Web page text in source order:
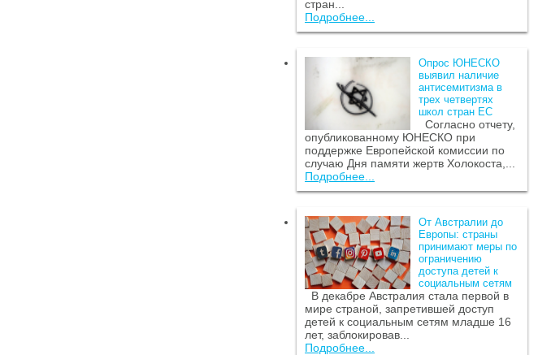
стран...
Подробнее...
Опрос ЮНЕСКО
выявил наличие
антисемитизма в
трех четвертях
школ стран ЕС
Согласно отчету,
опубликованному ЮНЕСКО при
поддержке Европейской комиссии по
случаю Дня памяти жертв Холокоста,...
Подробнее...
От Австралии до
Европы: страны
принимают меры по
ограничению
доступа детей к
социальным сетям
В декабре Австралия стала первой в
мире страной, запретившей доступ
детей к социальным сетям младше 16
лет, заблокировав...
Подробнее...